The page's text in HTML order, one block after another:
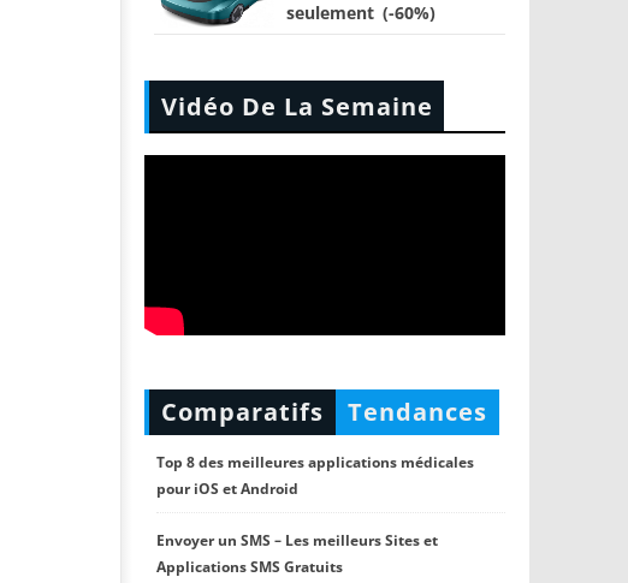
seulement (-60%)
Vidéo De La Semaine
Comparatifs Tendances
Top 8 des meilleures applications médicales
pour iOS et Android
Envoyer un SMS – Les meilleurs Sites et
Applications SMS Gratuits